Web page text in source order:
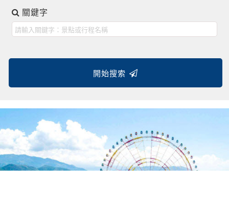
關鍵字
開始搜索